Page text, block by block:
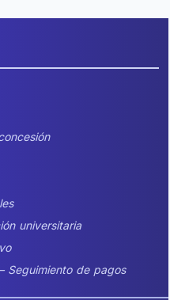
universitaria
Seguimiento de pagos